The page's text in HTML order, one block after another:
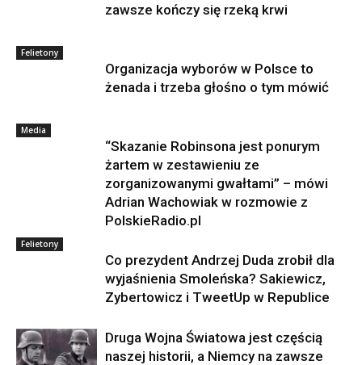
zawsze kończy się rzeką krwi
Felietony
Organizacja wyborów w Polsce to
żenada i trzeba głośno o tym mówić
Media
“Skazanie Robinsona jest ponurym
żartem w zestawieniu ze
zorganizowanymi gwałtami” – mówi
Adrian Wachowiak w rozmowie z
PolskieRadio.pl
Felietony
Co prezydent Andrzej Duda zrobił dla
wyjaśnienia Smoleńska? Sakiewicz,
Zybertowicz i TweetUp w Republice
Druga Wojna Światowa jest częścią
naszej historii, a Niemcy na zawsze